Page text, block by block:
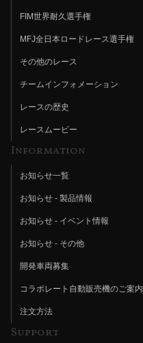
FIM世界耐久選手権
MFJ全日本ロードレース選手権
その他のレース
チームインフォメーション
レースの歴史
レースムービー
Information
お知らせ一覧
お知らせ - 製品情報
お知らせ - イベント情報
お知らせ - その他
開発車両募集
コラボレート自動販売機のご案内
注文方法
Support